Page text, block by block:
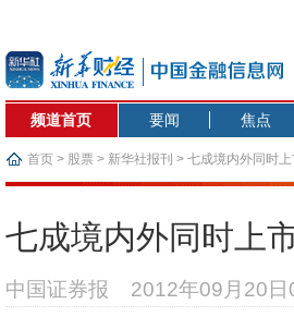
频道首页 要闻 焦点
首页 > 股票 > 新华社报刊 > 七成境内外同时
七成境内外同时上
中国证券报 2012年09月20日